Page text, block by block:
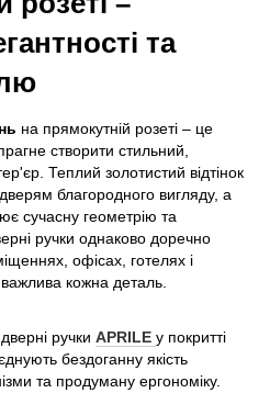
та
на прямокутній розеті – це
створити стильний,
Теплий золотистий відтінок
благородного вигляду, а
сучасну геометрію та
ручки однаково доречно
офісах, готелях і
кожна деталь.
ручки APRILE у покритті
бездоганну якість
та продуману ергономіку.